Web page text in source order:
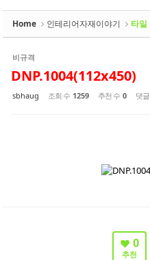
Home 인테리어자재이야기 타일
비규격
DNP.1004(112x450)
sbhaug 조회 수 1259 추천 수 0 댓글
0
추천
- 중문/파티션
- 욕실
- 타일